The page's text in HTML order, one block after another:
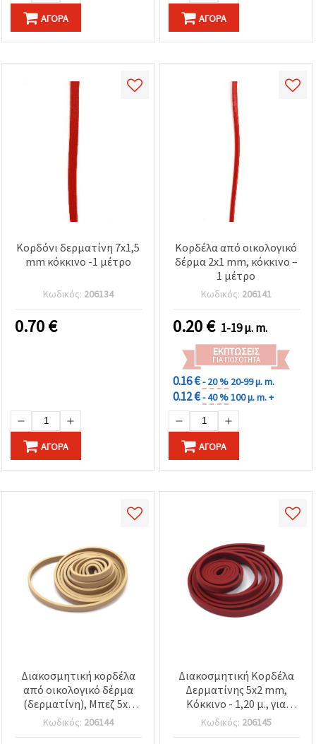
ΑΓΟΡΆ ΑΓΟΡΆ
Κορδόνι δερματίνη 7x1,5
mm κόκκινο -1 μέτρο
Κωδικός: 206134
0.70€
ΑΓΟΡΆ
Κορδέλα από οικολογικό
δέρμα 2x1 mm, κόκκινο –
1 μέτρο
Κωδικός: 206141
0.20€ 1-19 μ. m.
ΕΚΠΤΏΣΕΙΣ
ΓΙΑ ΠΟΣΌΤΗΤΑ
0.16 €- 20 % 20-99 μ. m.
0.12 €- 40 %100 μ. m. +
ΑΓΟΡΆ
Διακοσμητική κορδέλα
από οικολογικό δέρμα
(δερματίνη), Μπεζ 5x2
mm - 1,20 μέτρα
Κωδικός: 206144
Διακοσμητική Κορδέλα
Δερματίνης 5x2 mm,
Κόκκινο - 1,20 μ., για
Χειροτεχνίες & DIY
Κωδικός: 206145